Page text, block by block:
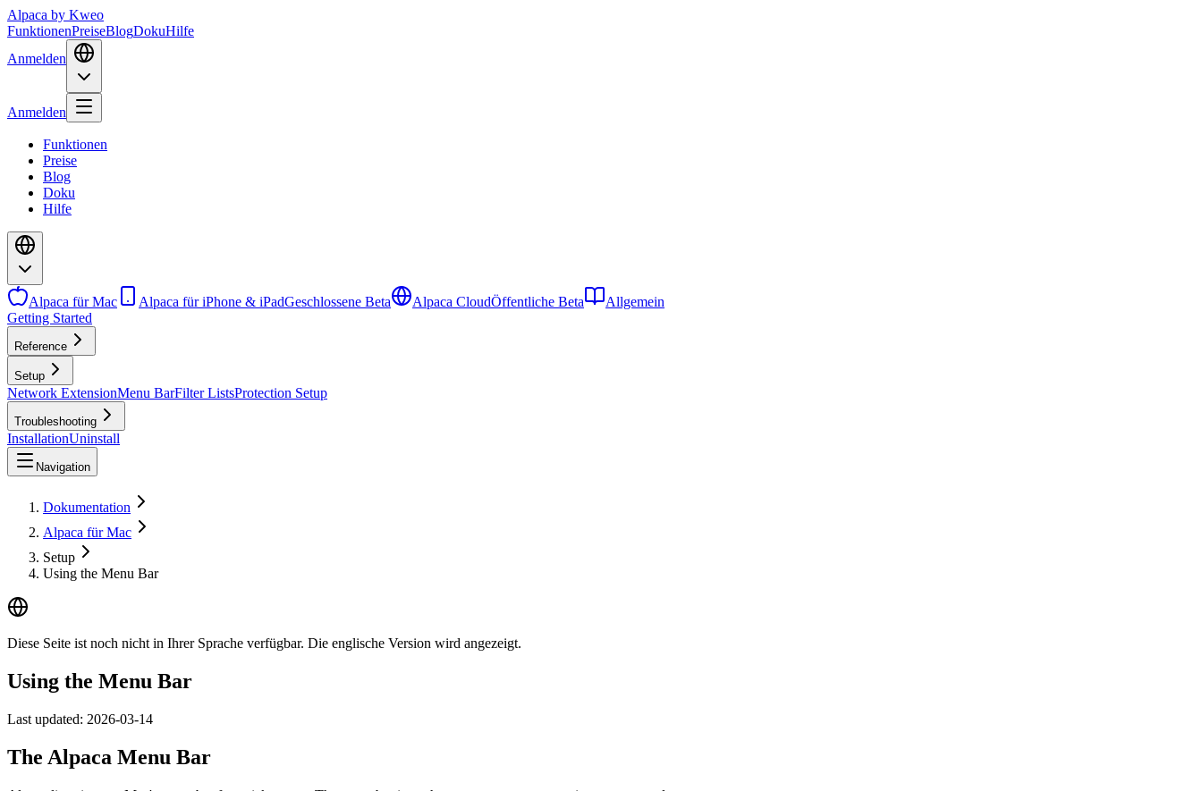
Alpaca by Kweo
FunktionenPreiseBlogDokuHilfe
Anmelden
Anmelden
Funktionen
Preise
Blog
Doku
Hilfe
Alpaca für Mac Alpaca für iPhone & iPadGeschlossene Beta Alpaca CloudÖffentliche Beta
Allgemein
Getting Started
Reference
Setup
Network ExtensionMenu BarFilter ListsProtection Setup
Troubleshooting
InstallationUninstall
Navigation
Dokumentation
Alpaca für Mac
Setup
Using the Menu Bar
Diese Seite ist noch nicht in Ihrer Sprache verfügbar. Die englische Version wird angezeigt.
Using the Menu Bar
Last updated: 2026-03-14
The Alpaca Menu Bar